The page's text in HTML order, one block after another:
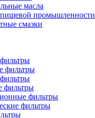
масла
промышленности
смазки
фильтры
фильтры
фильтры
фильтры